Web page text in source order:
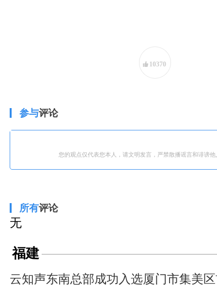
10370
参与评论
您的观点仅代表您本人，请文明发言，严禁散播谣言和诽谤他
所有评论
无
福建
云知声东南总部成功入选厦门市集美